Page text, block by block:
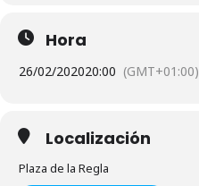
Hora
26/02/202020:00 (GMT+01:00)
Localización
Plaza de la Regla